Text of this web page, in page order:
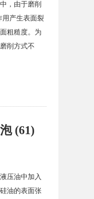
，由于磨削
用产生表面裂
粗糙度。为
削方式不
(61)
压油中加入
油的表面张